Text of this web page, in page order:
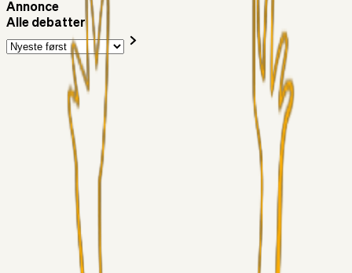
Annonce
Alle debatter
Alt det andet
RasmusStephansen
Brøndby´s Nye Hold – Oprustningen Er Markant……!
Superliga-truppen
Sorteslyngel
12 timer siden
Så gælder det Horsens
Alt det andet
3Point_Udviklere
3Point hjemmeside opdateringer - August
Chrisdinho88
06. aug. 2026